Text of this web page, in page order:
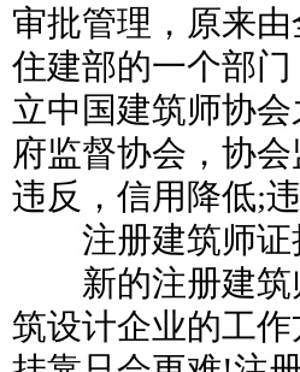
审批管理，原来
住建部的一个部
立中国建筑师协
府监督协会，协
违反，信用降低;
注册建筑师证
新的注册建筑
筑设计企业的工